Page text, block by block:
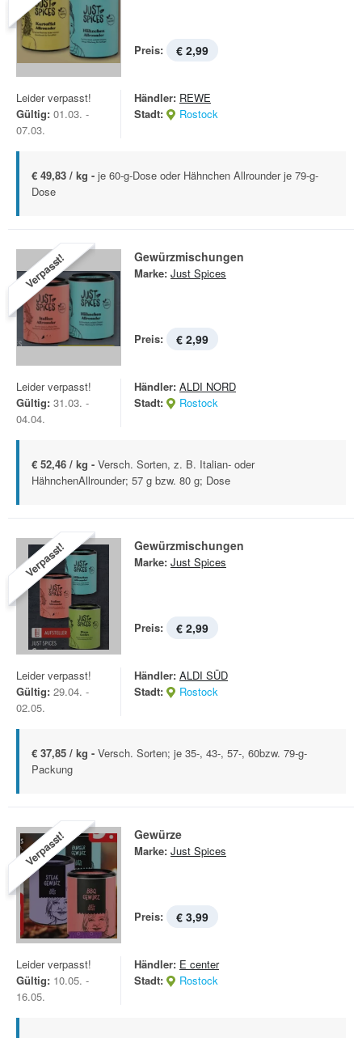
Preis: € 2,99
Leider verpasst!
Gültig: 01.03. -
07.03.
Händler: REWE
Stadt:
Rostock
€ 49,83 / kg - je 60-g-Dose oder Hähnchen Allrounder je 79-g-
Dose
Verpasst! Gewürzmischungen
Marke: Just Spices
Preis: € 2,99
Leider verpasst!
Gültig: 31.03. -
04.04.
Händler: ALDI NORD
Stadt:
Rostock
€ 52,46 / kg - Versch. Sorten, z. B. Italian- oder
HähnchenAllrounder; 57 g bzw. 80 g; Dose
Verpasst! Gewürzmischungen
Marke: Just Spices
Preis: € 2,99
Leider verpasst!
Gültig: 29.04. -
02.05.
Händler: ALDI SÜD
Stadt:
Rostock
€ 37,85 / kg - Versch. Sorten; je 35-, 43-, 57-, 60bzw. 79-g-
Packung
Verpasst! Gewürze
Marke: Just Spices
Preis: € 3,99
Leider verpasst!
Gültig: 10.05. -
16.05.
Händler: E center
Stadt:
Rostock